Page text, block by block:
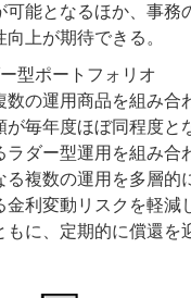
可能となるほか、事務
上が期待できる。
型ポートフォリオ
数の運用商品を組み合
が毎年度ほぼ同程度と
ラダー型運用を組み合
る複数の運用を多層的
金利変動リスクを軽減
もに、定期的に償還を